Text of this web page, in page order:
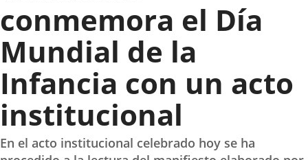
conmemora el Día
Mundial de la
Infancia con un acto
institucional
En el acto institucional celebrado hoy se ha